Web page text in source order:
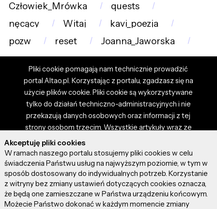
Człowiek_Mrówka
quests
nęcący
Witaj
kavi_poezja
pozw
reset Joanna_Jaworska
Pliki cookie pomagają nam technicznie prowadzić
portal Altao.pl. Korzystając z portalu, zgadzasz się na
użycie plików cookie. Pliki cookie są wykorzystywane
tylko do działań techniczno-administracyjnych i nie
przekazują danych osobowych oraz informacji z tej
strony osobom trzecim. Wszystkie artykuły wraz ze
zdjęciami i materiałami dostępnymi na portalu są
własnością użytkowników. Administrator i właściciel
portalu nie ponosi odpowiedzialności za tresci
prezentowane przez autorów artykułów. Dodając
artykuł, zgadzasz się z regulaminem portalu oraz
ponosisz odpowiedzialność za wszystkie materiały
Akceptuję pliki cookies
W ramach naszego portalu stosujemy pliki cookies w celu
świadczenia Państwu usług na najwyższym poziomie, w tym w
sposób dostosowany do indywidualnych potrzeb. Korzystanie
z witryny bez zmiany ustawień dotyczących cookies oznacza,
że będą one zamieszczane w Państwa urządzeniu końcowym.
Możecie Państwo dokonać w każdym momencie zmiany